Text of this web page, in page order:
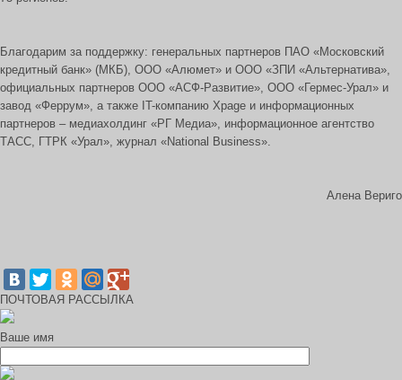
Благодарим за поддержку: генеральных партнеров ПАО «Московский
кредитный банк» (МКБ), ООО «Алюмет» и ООО «ЗПИ «Альтернатива»,
официальных партнеров ООО «АСФ-Развитие», ООО «Гермес-Урал» и
завод «Феррум», а также IT-компанию Xpage и информационных
партнеров – медиахолдинг «РГ Медиа», информационное агентство
ТАСС, ГТРК «Урал», журнал «National Business».
Алена Вериго
ПОЧТОВАЯ РАССЫЛКА
Ваше имя